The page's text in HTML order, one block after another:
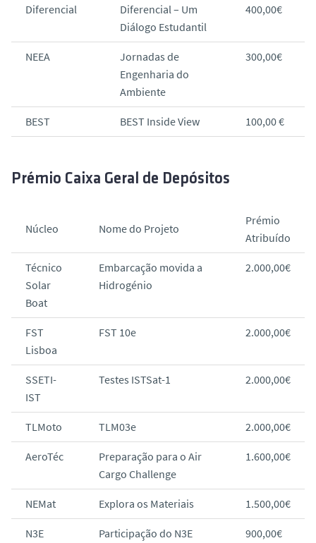
Diferencial
Diferencial – Um
Diálogo Estudantil
400,00€
NEEA
Jornadas de
Engenharia do
Ambiente
300,00€
BEST BEST Inside View 100,00 €
Prémio Caixa Geral de Depósitos
Núcleo Nome do Projeto
Prémio
Atribuído
Técnico
Solar
Boat
Embarcação movida a
Hidrogénio
2.000,00€
FST
Lisboa
FST 10e 2.000,00€
SSETI-
IST
Testes ISTSat-1 2.000,00€
TLMoto TLM03e 2.000,00€
AeroTéc
Preparação para o Air
Cargo Challenge
1.600,00€
NEMat Explora os Materiais 1.500,00€
N3E
Participação do N3E
900,00€